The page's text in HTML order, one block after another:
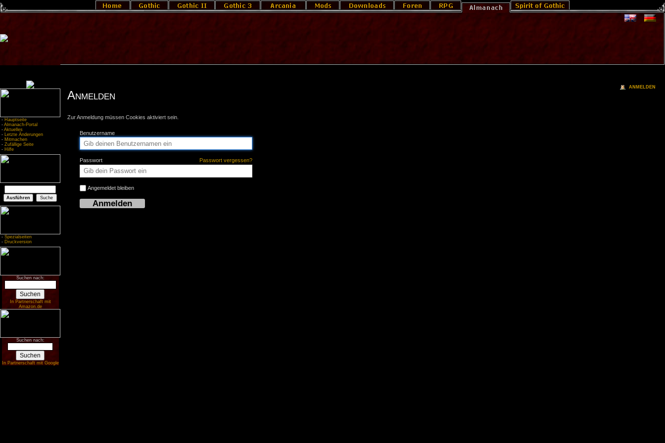
- Hauptseite
- Almanach-Portal
- Aktuelles
- Letzte Änderungen
- Mitmachen
- Zufällige Seite
- Hilfe
- Spezialseiten
- Druckversion
Suchen nach:
In Partnerschaft mit
Amazon.de
Suchen nach:
In Partnerschaft mit Google
Anmelden
Zur Anmeldung müssen Cookies aktiviert sein.
Benutzername
Passwort Passwort vergessen?
Angemeldet bleiben
ANMELDEN